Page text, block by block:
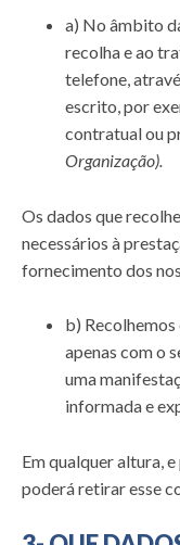
a) No âmbito
recolha e ao
telefone,
escrito, por
contratual ou
Organização).
Os dados que
necessários à
fornecimento dos
b) Recolhemos
apenas com o
uma
informada e
Em qualquer altura,
poderá retirar esse